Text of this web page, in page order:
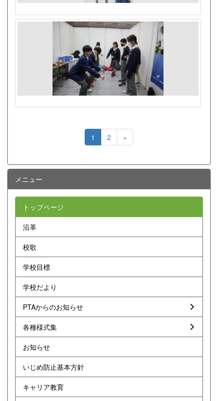
1 2 »
メニュー
トップページ
沿革
校歌
学校目標
学校だより
PTAからのお知らせ
各種様式集
お知らせ
いじめ防止基本方針
キャリア教育